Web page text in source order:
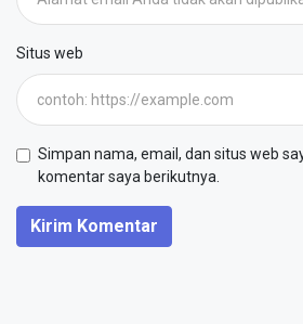
Situs web
Simpan nama, email, dan situs web
komentar saya berikutnya.
Kirim Komentar